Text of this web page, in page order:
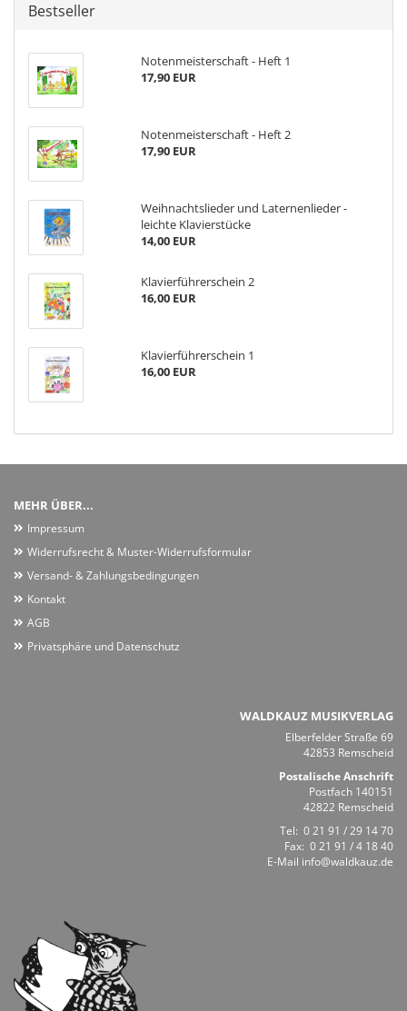
Bestseller
Notenmeisterschaft - Heft 1
17,90 EUR
Notenmeisterschaft - Heft 2
17,90 EUR
Weihnachtslieder und Laternenlieder -
leichte Klavierstücke
14,00 EUR
Klavierführerschein 2
16,00 EUR
Klavierführerschein 1
16,00 EUR
MEHR ÜBER...
Impressum
Widerrufsrecht & Muster-Widerrufsformular
Versand- & Zahlungsbedingungen
Kontakt
AGB
Privatsphäre und Datenschutz
WALDKAUZ MUSIKVERLAG
Elberfelder Straße 69
42853 Remscheid
Postalische Anschrift
Postfach 140151
42822 Remscheid
Tel: 0 21 91 / 29 14 70
Fax: 0 21 91 / 4 18 40
E-Mail info@waldkauz.de